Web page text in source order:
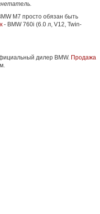
M7 просто обязан быть
- BMW 760i (6.0 л, V12, Twin-
дилер BMW. Продажа